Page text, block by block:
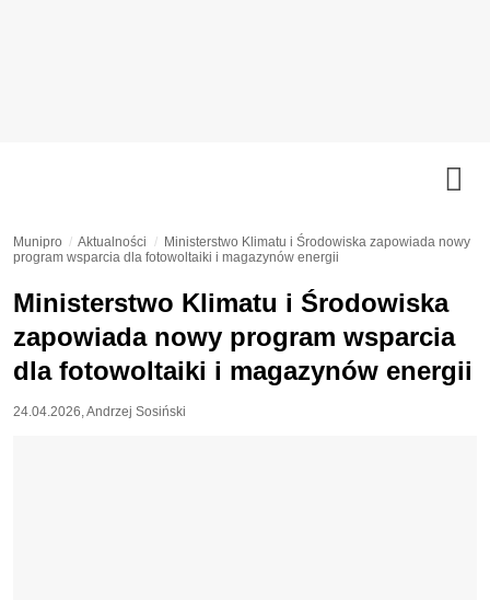
Munipro Aktualności
Ministerstwo Klimatu i Środowiska zapowiada nowy
program wsparcia dla fotowoltaiki i magazynów energii
Ministerstwo Klimatu i Środowiska
zapowiada nowy program wsparcia
dla fotowoltaiki i magazynów energii
24.04.2026,Andrzej Sosiński